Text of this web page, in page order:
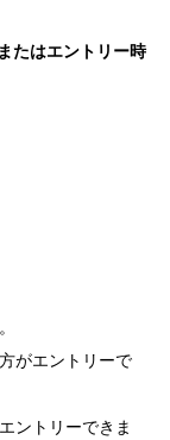
たはエントリー時
がエントリーで
ントリーできま